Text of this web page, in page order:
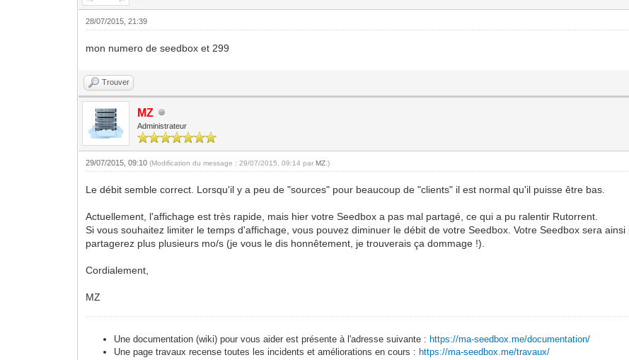
28/07/2015, 21:39
mon numero de seedbox et 299
Trouver
MZ
Administrateur
29/07/2015, 09:10(Modification du message : 29/07/2015, 09:14 parMZ .)
Le débit semble correct. Lorsqu'il y a peu de "sources" pour beaucoup de "clients" il est normal qu'il puisse être bas.
Actuellement, l'affichage est très rapide, mais hier votre Seedbox a pas mal partagé, ce qui a pu ralentir Rutorrent.
Si vous souhaitez limiter le temps d'affichage, vous pouvez diminuer le débit de votre Seedbox. Votre Seedbox sera
partagerez plus plusieurs mo/s (je vous le dis honnêtement, je trouverais ça dommage !).
Cordialement,
MZ
Une documentation (wiki) pour vous aider est présente à l'adresse suivante : https://ma-seedbox.me/documentation/
Une page travaux recense toutes les incidents et améliorations en cours : https://ma-seedbox.me/travaux/